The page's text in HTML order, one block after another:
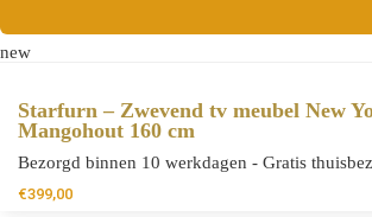
new
Starfurn – Zwevend tv meubel New
Mangohout 160 cm
Bezorgd binnen 10 werkdagen - Gratis
€399,00